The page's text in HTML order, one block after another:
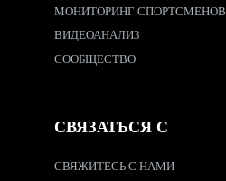
МОНИТОРИНГ СПОРТСМЕНОВ
ВИДЕОАНАЛИЗ
СООБЩЕСТВО
СВЯЗАТЬСЯ С
СВЯЖИТЕСЬ С НАМИ